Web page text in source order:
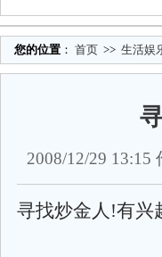
您的位置 ： 首页 >> 生活娱
2008/12/29 13:15
寻找炒金人!有兴